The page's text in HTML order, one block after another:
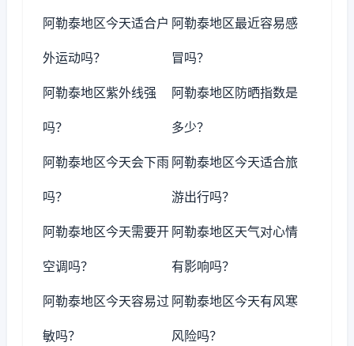
阿勒泰地区今天适合户
外运动吗？
阿勒泰地区最近容易感
冒吗？
阿勒泰地区紫外线强
吗？
阿勒泰地区防晒指数是
多少？
阿勒泰地区今天会下雨
吗？
阿勒泰地区今天适合旅
游出行吗？
阿勒泰地区今天需要开
空调吗？
阿勒泰地区天气对心情
有影响吗？
阿勒泰地区今天容易过
敏吗？
阿勒泰地区今天有风寒
风险吗？